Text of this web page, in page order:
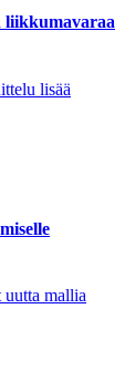
liikkumavaraa
lisää
mallia